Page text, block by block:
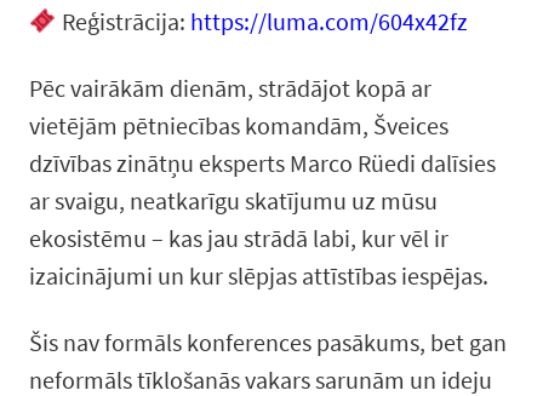
Reģistrācija: https://luma.com/604x42fz
Pēc vairākām dienām, strādājot kopā ar
vietējām pētniecības komandām, Šveices
dzīvības zinātņu eksperts Marco Rüedi dalīsies
ar svaigu, neatkarīgu skatījumu uz mūsu
ekosistēmu – kas jau strādā labi, kur vēl ir
izaicinājumi un kur slēpjas attīstības iespējas.
Šis nav formāls konferences pasākums, bet gan
neformāls tīklošanās vakars sarunām un ideju